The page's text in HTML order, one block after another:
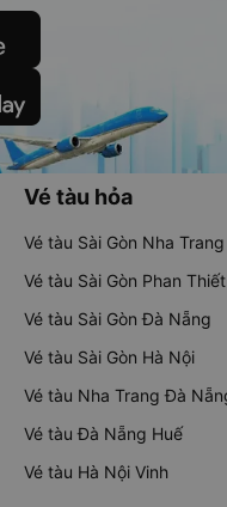
Vé tàu hỏa
Vé tàu Sài Gòn Nha Trang
Vé tàu Sài Gòn Phan Thiết
Vé tàu Sài Gòn Đà Nẵng
Vé tàu Sài Gòn Hà Nội
Vé tàu Nha Trang Đà
Vé tàu Đà Nẵng Huế
Vé tàu Hà Nội Vinh